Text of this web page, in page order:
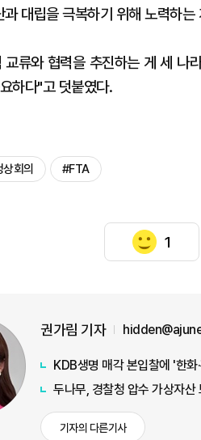
대립을 극복하기 위해 노력하
교류와 협력을 추진하는 게 세 나
하다"고 덧붙였다.
회의 #FTA
1
권가림 기자
KDB생명 매각 본입찰에 '한화
두나무, 경찰청 압수 가상자산
기자의 다른기사